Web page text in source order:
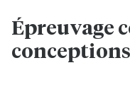
Épreuvage